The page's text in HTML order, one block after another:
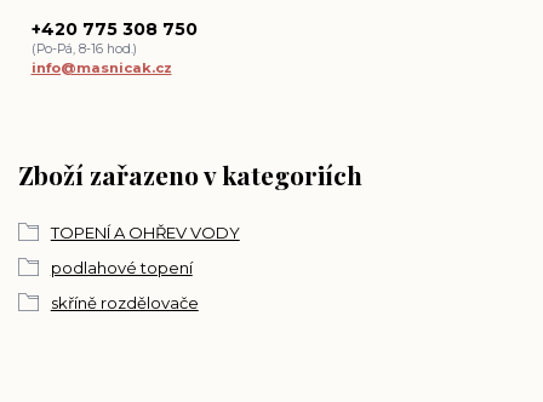
Zboží zařazeno v kategoriích
TOPENÍ A OHŘEV VODY
podlahové topení
skříně rozdělovače
+420 775 308 750
(Po-Pá, 8-16 hod.)
info@masnicak.cz